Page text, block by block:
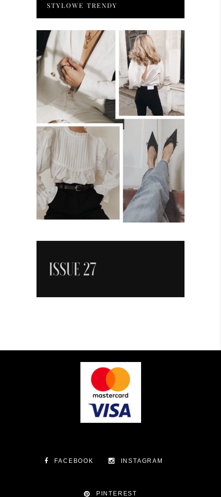
STYLOWE TRENDY
FACEBOOK INSTAGRAM
PINTEREST